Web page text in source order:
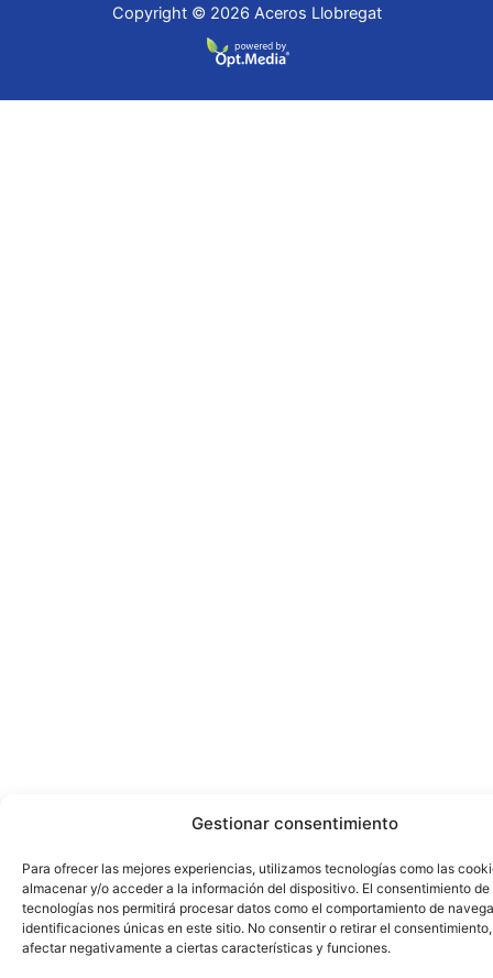
Gestionar consentimiento
Para ofrecer las mejores experiencias, utilizamos tecnologías como las
almacenar y/o acceder a la información del dispositivo. El consentimiento de
tecnologías nos permitirá procesar datos como el comportamiento de
identificaciones únicas en este sitio. No consentir o retirar el
afectar negativamente a ciertas características y funciones.
Copyright © 2026 Aceros Llobregat